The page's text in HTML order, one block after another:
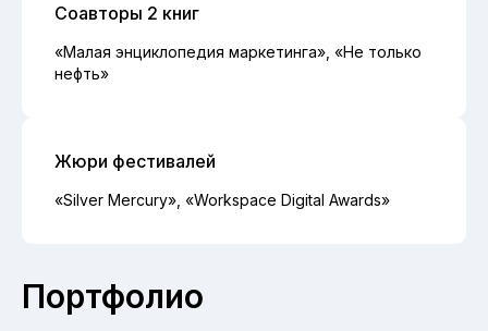
Соавторы 2 книг
«Малая энциклопедия маркетинга», «Не только
нефть»
Жюри фестивалей
«Silver Mercury», «Workspace Digital Awards»
Портфолио